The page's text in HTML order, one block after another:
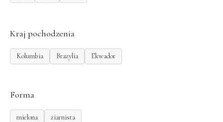
Kraj pochodzenia
Kolumbia Brazylia Ekwador
Forma
mielona ziarnista